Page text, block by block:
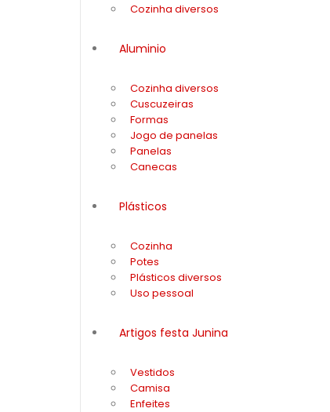
Cozinha diversos
Aluminio
Cozinha diversos
Cuscuzeiras
Formas
Jogo de panelas
Panelas
Canecas
Plásticos
Cozinha
Potes
Plásticos diversos
Uso pessoal
Artigos festa Junina
Vestidos
Camisa
Enfeites